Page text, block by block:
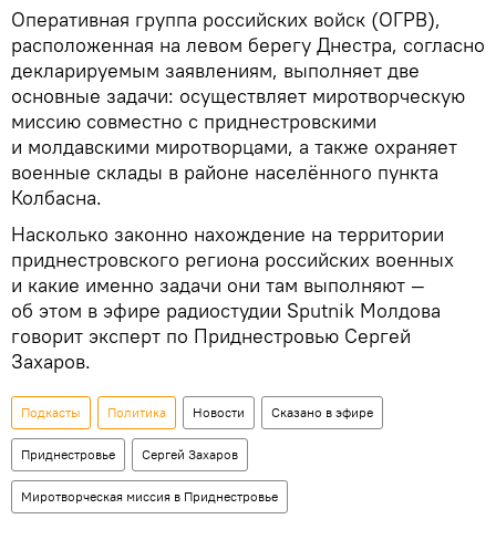
Оперативная группа российских войск (ОГРВ),
расположенная на левом берегу Днестра, согласно
декларируемым заявлениям, выполняет две
основные задачи: осуществляет миротворческую
миссию совместно с приднестровскими
и молдавскими миротворцами, а также охраняет
военные склады в районе населённого пункта
Колбасна.
Насколько законно нахождение на территории
приднестровского региона российских военных
и какие именно задачи они там выполняют —
об этом в эфире радиостудии Sputnik Молдова
говорит эксперт по Приднестровью Сергей
Захаров.
Подкасты Политика Новости Сказано в эфире
Приднестровье Сергей Захаров
Миротворческая миссия в Приднестровье